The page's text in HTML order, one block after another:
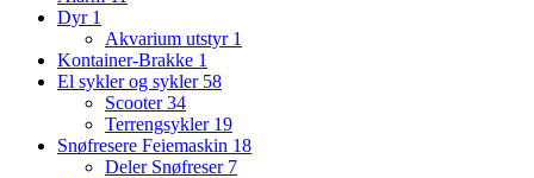
Dyr 1
Akvarium utstyr 1
Kontainer-Brakke 1
El sykler og sykler 58
Scooter34
Terrengsykler 19
Snøfresere Feiemaskin 18
Deler Snøfreser 7